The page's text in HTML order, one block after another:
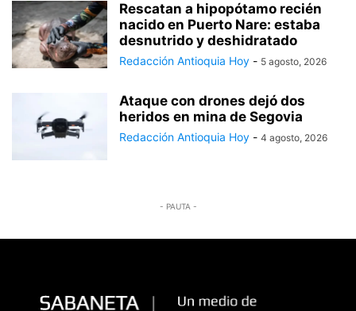
Rescatan a hipopótamo recién
nacido en Puerto Nare: estaba
desnutrido y deshidratado
Redacción Antioquia Hoy - 5 agosto, 2026
Ataque con drones dejó dos
heridos en mina de Segovia
Redacción Antioquia Hoy - 4 agosto, 2026
- PAUTA -